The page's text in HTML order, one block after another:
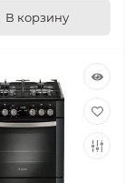
В корзину